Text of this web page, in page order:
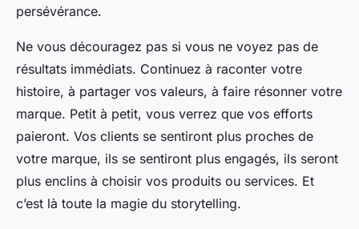
persévérance.
Ne vous découragez pas si vous ne voyez pas de
résultats immédiats. Continuez à raconter votre
histoire, à partager vos valeurs, à faire résonner votre
marque. Petit à petit, vous verrez que vos efforts
paieront. Vos clients se sentiront plus proches de
votre marque, ils se sentiront plus engagés, ils seront
plus enclins à choisir vos produits ou services. Et
c’est là toute la magie du storytelling.